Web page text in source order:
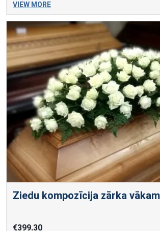
VIEW MORE
Ziedu kompozīcija zārka
€399.30